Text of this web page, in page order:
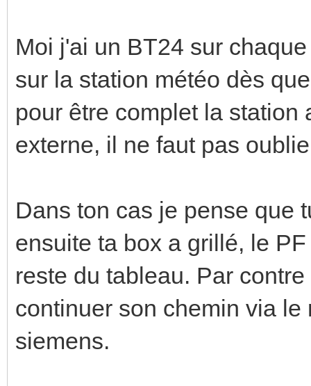
Moi j'ai un BT24 sur
sur la station météo dès
pour être complet la
externe, il ne faut pas
Dans ton cas je pense que
ensuite ta box a grillé, le
reste du tableau. Par
continuer son chemin via
siemens.